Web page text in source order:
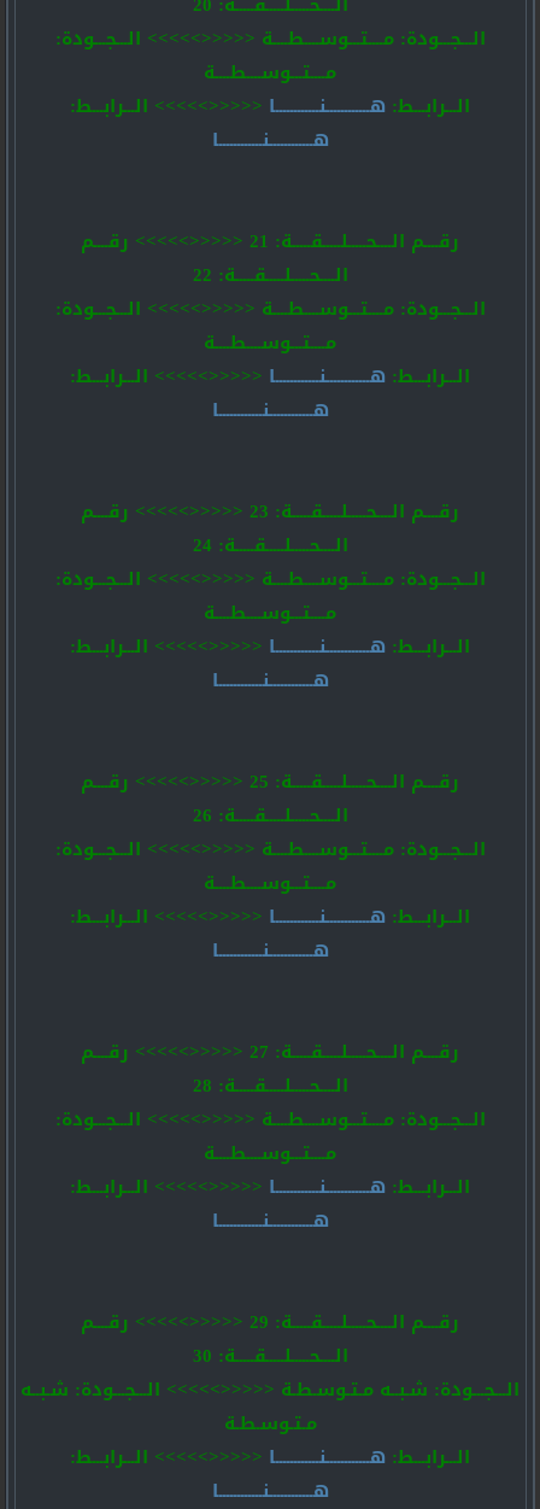
الـــجـــودة: مــــتـــوســــطــــة <<<<<>>>>> الـــجـــودة:
مــــتـــوســــطــــة
الـــرابـــط: هــــــــــــنــــــــــــا <<<<<>>>>> الـــرابـــط:
هــــــــــــنــــــــــــا
رقــــم الــــحـــــلـــــقـــــة: 21 <<<<<>>>>> رقــــم
الــــحـــــلـــــقـــــة: 22
الـــجـــودة: مــــتـــوســــطــــة <<<<<>>>>> الـــجـــودة:
مــــتـــوســــطــــة
الـــرابـــط: هــــــــــــنــــــــــــا <<<<<>>>>> الـــرابـــط:
هــــــــــــنــــــــــــا
رقــــم الــــحـــــلـــــقـــــة: 23 <<<<<>>>>> رقــــم
الــــحـــــلـــــقـــــة: 24
الـــجـــودة: مــــتـــوســــطــــة <<<<<>>>>> الـــجـــودة:
مــــتـــوســــطــــة
الـــرابـــط: هــــــــــــنــــــــــــا <<<<<>>>>> الـــرابـــط:
هــــــــــــنــــــــــــا
رقــــم الــــحـــــلـــــقـــــة: 25 <<<<<>>>>> رقــــم
الــــحـــــلـــــقـــــة: 26
الـــجـــودة: مــــتـــوســــطــــة <<<<<>>>>> الـــجـــودة:
مــــتـــوســــطــــة
الـــرابـــط: هــــــــــــنــــــــــــا <<<<<>>>>> الـــرابـــط:
هــــــــــــنــــــــــــا
رقــــم الــــحـــــلـــــقـــــة: 27 <<<<<>>>>> رقــــم
الــــحـــــلـــــقـــــة: 28
الـــجـــودة: مــــتـــوســــطــــة <<<<<>>>>> الـــجـــودة:
مــــتـــوســــطــــة
الـــرابـــط: هــــــــــــنــــــــــــا <<<<<>>>>> الـــرابـــط:
هــــــــــــنــــــــــــا
رقــــم الــــحـــــلـــــقـــــة: 29 <<<<<>>>>> رقــــم
الــــحـــــلـــــقـــــة: 30
الـــجـــودة: شـبــه مـتـوسـطـة <<<<<>>>>> الـــجـــودة: شـبــه
مـتـوسـطـة
الـــرابـــط: هــــــــــــنــــــــــــا <<<<<>>>>> الـــرابـــط:
هــــــــــــنــــــــــــا